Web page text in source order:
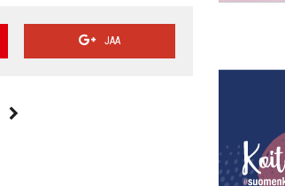
JAA